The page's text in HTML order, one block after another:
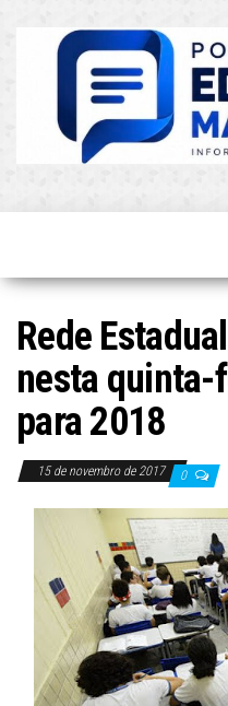
Rede
nesta
para 2018
15 de novembro de 2017 0